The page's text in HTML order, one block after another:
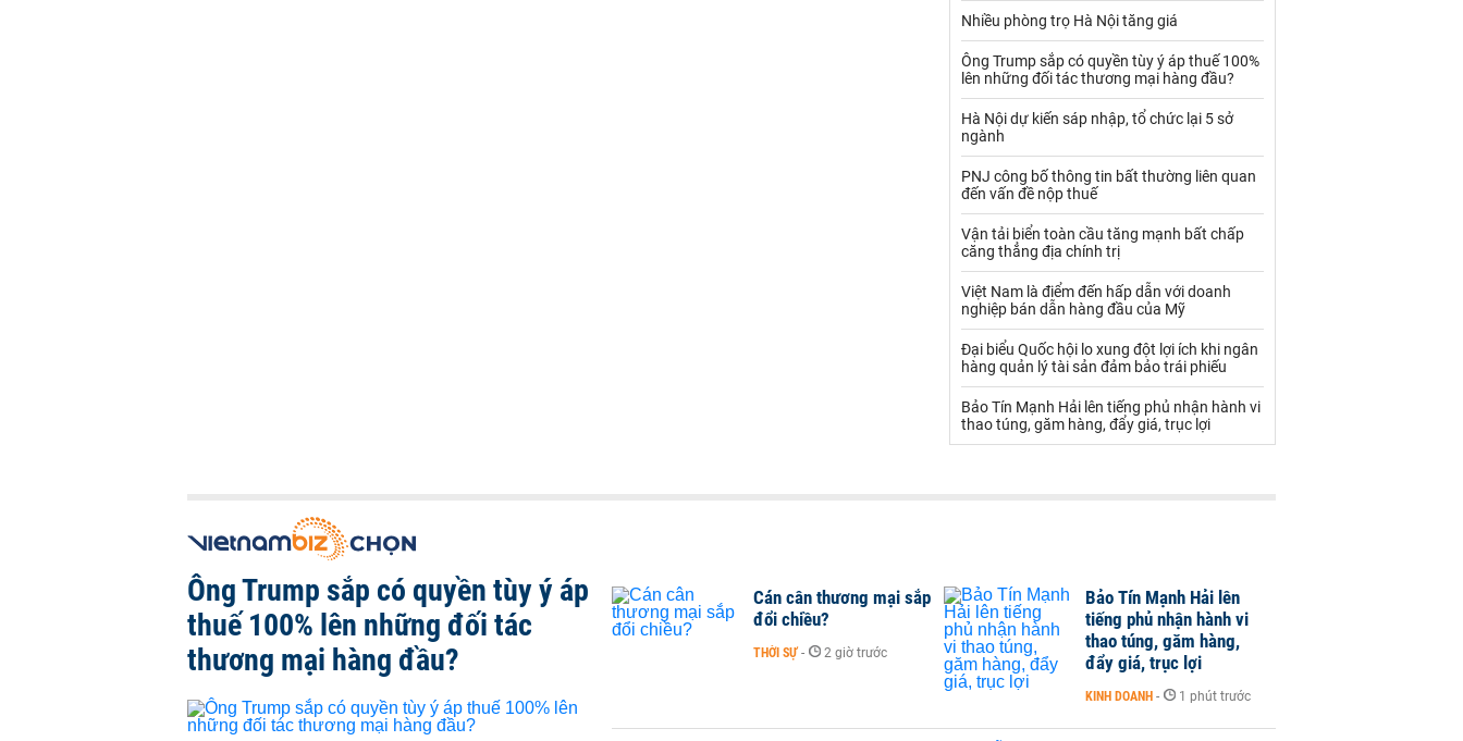
Muối Ngũ cốc
Nhựa - Hạt nhựa
Palladium Phân bón
Sữa
Than
Thủy hải sản khác Tôm
Vàng
VLXD khác Xăng dầu
Xi măng - Clynker
Nhiều phòng trọ Hà Nội tăng giá
Ông Trump sắp có quyền tùy ý áp thuế 100%
lên những đối tác thương mại hàng đầu?
Hà Nội dự kiến sáp nhập, tổ chức lại 5 sở
ngành
PNJ công bố thông tin bất thường liên quan
đến vấn đề nộp thuế
Vận tải biển toàn cầu tăng mạnh bất chấp
căng thẳng địa chính trị
Việt Nam là điểm đến hấp dẫn với doanh
nghiệp bán dẫn hàng đầu của Mỹ
Đại biểu Quốc hội lo xung đột lợi ích khi ngân
hàng quản lý tài sản đảm bảo trái phiếu
Bảo Tín Mạnh Hải lên tiếng phủ nhận hành vi
thao túng, găm hàng, đẩy giá, trục lợi
Ông Trump sắp có quyền tùy ý áp
thuế 100% lên những đối tác
thương mại hàng đầu?
Cán cân thương mại sắp
đổi chiều?
THỜI SỰ - 2 giờ trước
Bảo Tín Mạnh Hải lên
tiếng phủ nhận hành vi
thao túng, găm hàng,
đẩy giá, trục lợi
KINH DOANH - 1 phút trước